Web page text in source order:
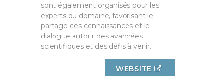
sont également organisés pour les
experts du domaine, favorisant le
partage des connaissances et le
dialogue autour des avancées
scientifiques et des défis à venir.
WEBSITE